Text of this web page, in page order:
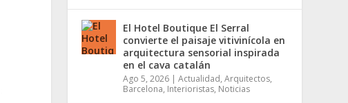
El Hotel Boutique El Serral
convierte el paisaje vitivinícola en
arquitectura sensorial inspirada
en el cava catalán
Ago 5, 2026 | Actualidad, Arquitectos,
Barcelona, Interioristas, Noticias